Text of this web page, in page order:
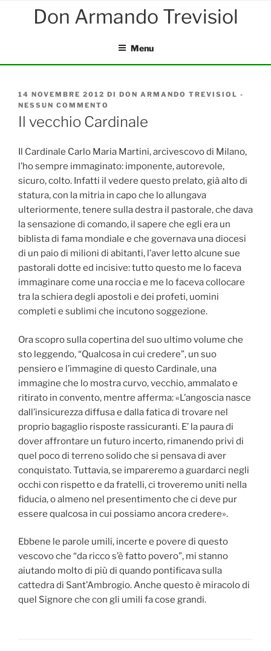
Menu
PUBBLICATO
IL
14 NOVEMBRE 2012 DI DON ARMANDO TREVISIOL -
NESSUN COMMENTO
IL
VECCHIO
Il vecchio Cardinale
Il Cardinale Carlo Maria Martini, arcivescovo di Milano,
l’ho sempre immaginato: imponente, autorevole,
sicuro, colto. Infatti il vedere questo prelato, già alto di
statura, con la mitria in capo che lo allungava
ulteriormente, tenere sulla destra il pastorale, che dava
la sensazione di comando, il sapere che egli era un
biblista di fama mondiale e che governava una diocesi
di un paio di milioni di abitanti, l’aver letto alcune sue
pastorali dotte ed incisive: tutto questo me lo faceva
immaginare come una roccia e me lo faceva collocare
tra la schiera degli apostoli e dei profeti, uomini
completi e sublimi che incutono soggezione.
Ora scopro sulla copertina del suo ultimo volume che
sto leggendo, “Qualcosa in cui credere”, un suo
pensiero e l’immagine di questo Cardinale, una
immagine che lo mostra curvo, vecchio, ammalato e
ritirato in convento, mentre afferma: «L’angoscia nasce
dall’insicurezza diffusa e dalla fatica di trovare nel
proprio bagaglio risposte rassicuranti. E’ la paura di
dover affrontare un futuro incerto, rimanendo privi di
quel poco di terreno solido che si pensava di aver
conquistato. Tuttavia, se impareremo a guardarci negli
occhi con rispetto e da fratelli, ci troveremo uniti nella
fiducia, o almeno nel presentimento che ci deve pur
essere qualcosa in cui possiamo ancora credere».
Ebbene le parole umili, incerte e povere di questo
vescovo che “da ricco s’è fatto povero”, mi stanno
aiutando molto di più di quando pontificava sulla
cattedra di Sant’Ambrogio. Anche questo è miracolo di
quel Signore che con gli umili fa cose grandi.